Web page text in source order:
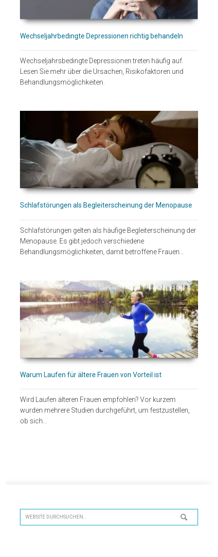
Wechseljahrbedingte Depressionen richtig behandeln
Wechseljahrsbedingte Depressionen treten häufig auf.
Lesen Sie mehr über die Ursachen, Risikofaktoren und
Behandlungsmöglichkeiten.
Schlafstörungen als Begleiterscheinung der Menopause
Schlafstörungen gelten als häufige Begleiterscheinung der
Menopause. Es gibt jedoch verschiedene
Behandlungsmöglichkeiten, damit betroffene Frauen…
Warum Laufen für ältere Frauen von Vorteil ist
Wird Laufen älteren Frauen empfohlen? Vor kurzem
wurden mehrere Studien durchgeführt, um festzustellen,
ob sich…
Website
durchsuchen…